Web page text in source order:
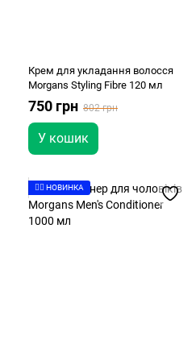
Крем для укладання волосся
Morgans Styling Fibre 120 мл
750 грн 802 грн
У кошик
👉🏻 НОВИНКА